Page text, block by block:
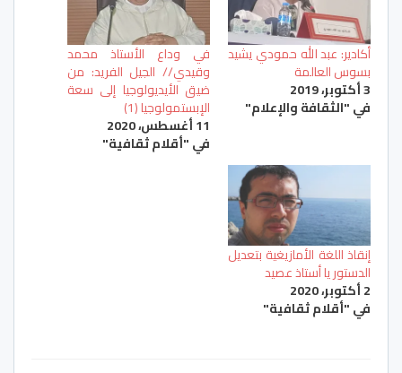
أكادير: عبد الله حمودي يشيد
بسوس العالمة
3 أكتوبر، 2019
في "الثقافة والإعلام"
في وداع الأستاذ محمد
وقيدي// الجيل الفريد: من
ضيق الأيديولوجيا إلى سعة
الإبستمولوجيا (1)
11 أغسطس، 2020
في "أقلام ثقافية"
إنقاذ اللغة الأمازيغية بتعديل
الدستور يا أستاذ عصيد
2 أكتوبر، 2020
في "أقلام ثقافية"